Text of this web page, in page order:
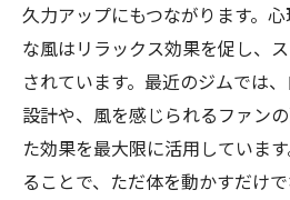
久力アップにもつながります。
な風はリラックス効果を促し、
されています。最近のジムでは
設計や、風を感じられるファン
た効果を最大限に活用していま
ることで、ただ体を動かすだけ